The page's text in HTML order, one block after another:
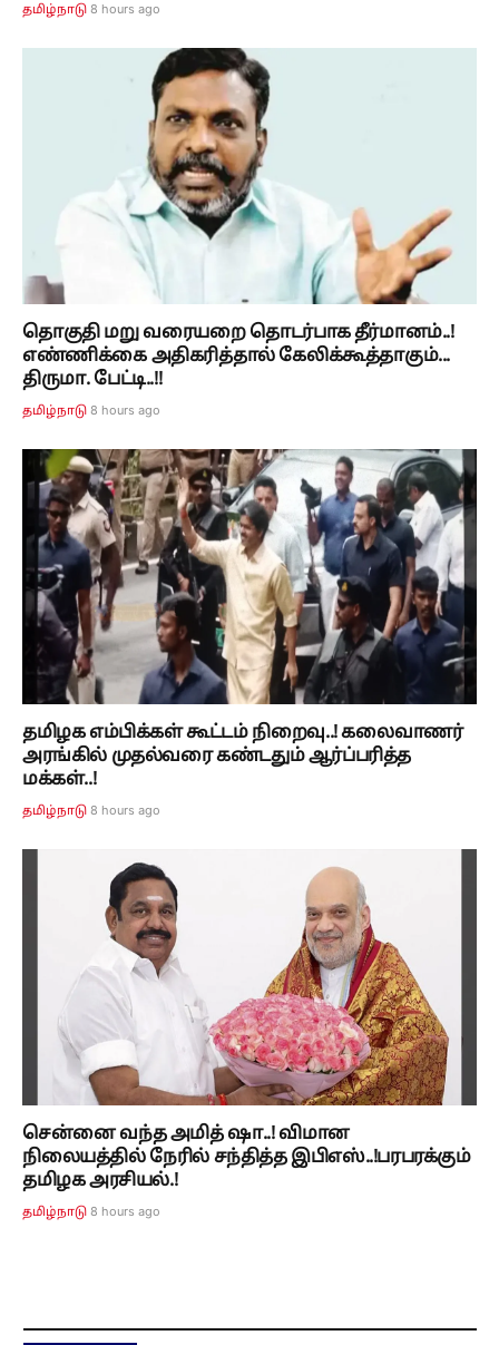
தமிழ்நாடு 8 hours ago
தொகுதி மறு வரையறை தொடர்பாக தீர்மானம்..!
எண்ணிக்கை அதிகரித்தால் கேலிக்கூத்தாகும்...
திருமா. பேட்டி..!!
தமிழ்நாடு 8 hours ago
தமிழக எம்பிக்கள் கூட்டம் நிறைவு..! கலைவாணர்
அரங்கில் முதல்வரை கண்டதும் ஆர்ப்பரித்த
மக்கள்..!
தமிழ்நாடு 8 hours ago
சென்னை வந்த அமித் ஷா..! விமான
நிலையத்தில் நேரில் சந்தித்த இபிஎஸ்..!பரபரக்கும்
தமிழக அரசியல்.!
தமிழ்நாடு 8 hours ago